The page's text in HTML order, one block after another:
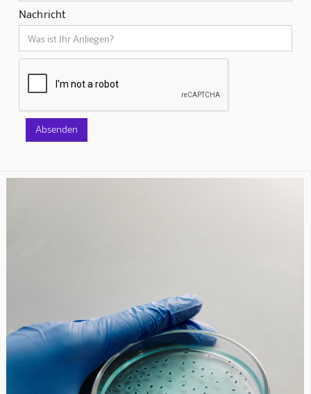
Nachricht